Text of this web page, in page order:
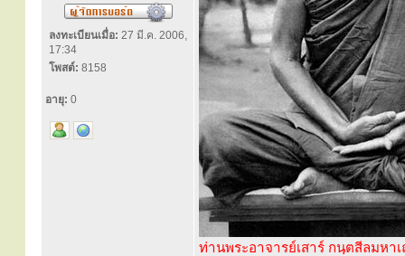
ลงทะเบียนเมื่อ: 27 มี.ค. 2006,
17:34
โพสต์: 8158
อายุ: 0
ท่านพระอาจารย์เสาร์ กนฺตสีลมหาเ